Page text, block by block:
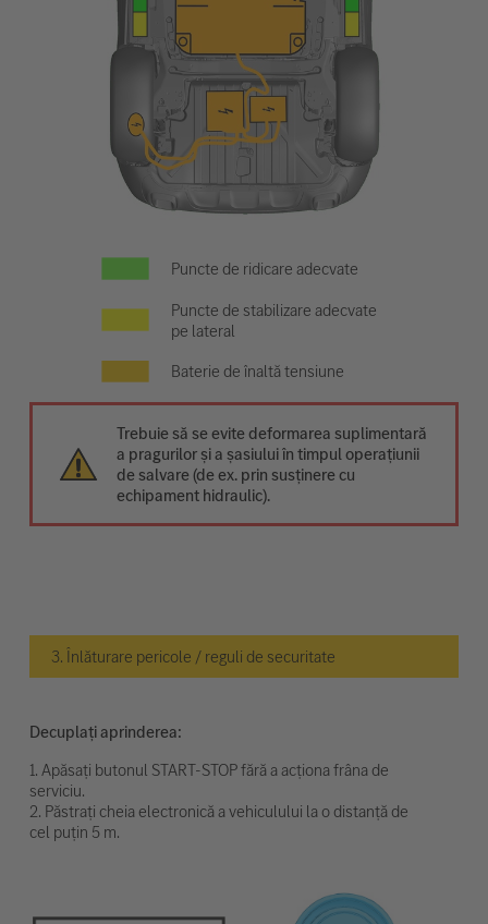
Puncte de ridicare adecvate
Puncte de stabilizare adecvate
pe lateral
Baterie de înaltă tensiune
Trebuie să se evite deformarea suplimentară
a pragurilor și a șasiului în timpul operațiunii
de salvare (de ex. prin susținere cu
echipament hidraulic).
3. Înlăturare pericole / reguli de securitate
Decuplați aprinderea:
1. Apăsați butonul START-STOP fără a acționa frâna de
serviciu.
2. Păstrați cheia electronică a vehiculului la o distanță de
cel puțin 5 m.